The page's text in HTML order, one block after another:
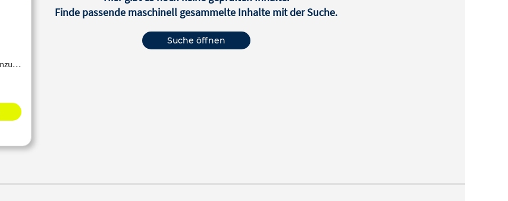
Finde passende maschinell gesammelte Inhalte mit der Suche.
Suche öffnen